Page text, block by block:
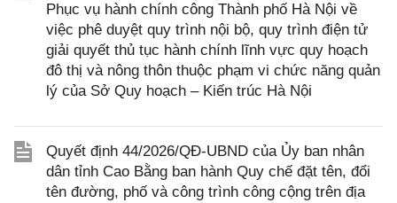
Phục vụ hành chính công Thành phố Hà Nội về
việc phê duyệt quy trình nội bộ, quy trình điện tử
giải quyết thủ tục hành chính lĩnh vực quy hoạch
đô thị và nông thôn thuộc phạm vi chức năng quản
lý của Sở Quy hoạch – Kiến trúc Hà Nội
Quyết định 44/2026/QĐ-UBND của Ủy ban nhân
dân tỉnh Cao Bằng ban hành Quy chế đặt tên, đổi
tên đường, phố và công trình công cộng trên địa